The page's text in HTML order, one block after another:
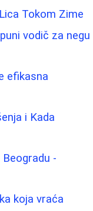
Tokom Zime
vodič za negu
efikasna
i Kada
-
koja vraća